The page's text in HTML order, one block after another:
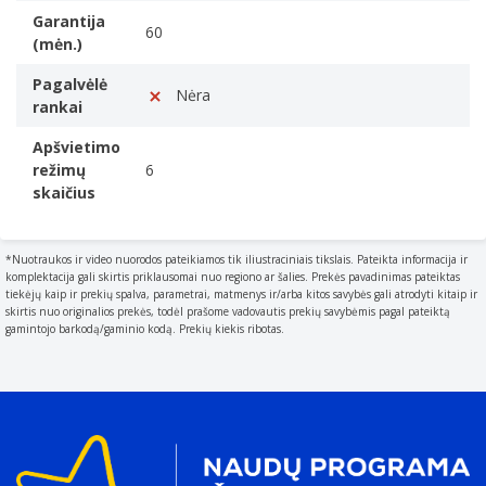
A padded cushion placed in front of a computer
keyboard to rest your wrists on when typing.
Neslidus pagrindas
LED galinis apšvietimas
A backlight is a form of illumination used in liquid
crystal displays (LCDs). One type of backlight is made by
LEDs
Multi spalvos
Apšvietimo režimų skaičius
13
USB prievadas
The device can be powered via a USB connection.
Produkto spalva
Garantija
(mėn.)
60
Pagalvėlė
rankai
Nėra
Apšvietimo
režimų
skaičius
6
*Nuotraukos ir video nuorodos pateikiamos tik iliustraciniais tikslais. Pateikta informacija ir
komplektacija gali skirtis priklausomai nuo regiono ar šalies. Prekės pavadinimas pateiktas
tiekėjų kaip ir prekių spalva, parametrai, matmenys ir/arba kitos savybės gali atrodyti kitaip ir
skirtis nuo originalios prekės, todėl prašome vadovautis prekių savybėmis pagal pateiktą
gamintojo barkodą/gaminio kodą. Prekių kiekis ribotas.